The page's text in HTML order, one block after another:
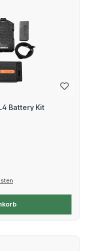
Battery Kit